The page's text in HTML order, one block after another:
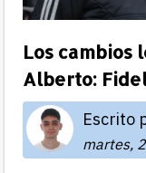
Los cambios
Alberto:
Escrito
martes,